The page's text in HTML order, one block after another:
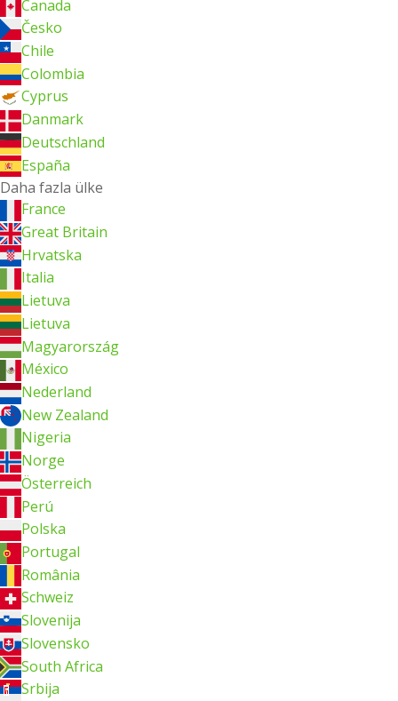
Canada
Česko
Chile
Colombia
Cyprus
Danmark
Deutschland
España
Daha fazla ülke
France
Great Britain
Hrvatska
Italia
Lietuva
Lietuva
Magyarország
México
Nederland
New Zealand
Nigeria
Norge
Österreich
Perú
Polska
Portugal
România
Schweiz
Slovenija
Slovensko
South Africa
Srbija